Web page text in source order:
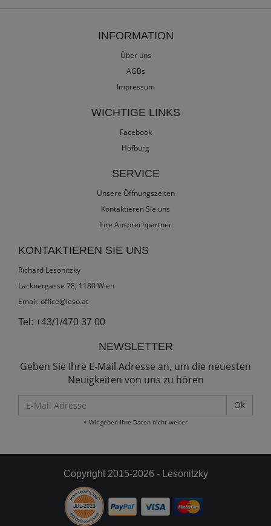
INFORMATION
Über uns
AGBs
Impressum
WICHTIGE LINKS
Facebook
Hofburg
SERVICE
Unsere Öffnungszeiten
Kontaktieren Sie uns
Ihre Ansprechpartner
KONTAKTIEREN SIE UNS
Richard Lesonitzky
Lacknergasse 78, 1180 Wien
Email: office@leso.at
Tel: +43/1/470 37 00
NEWSLETTER
Geben Sie Ihre E-Mail Adresse an, um die neuesten
Neuigkeiten von uns zu hören
Mail
Adresse
* Wir geben Ihre Daten nicht weiter
Copyright 2015-2026 - Lesonitzky